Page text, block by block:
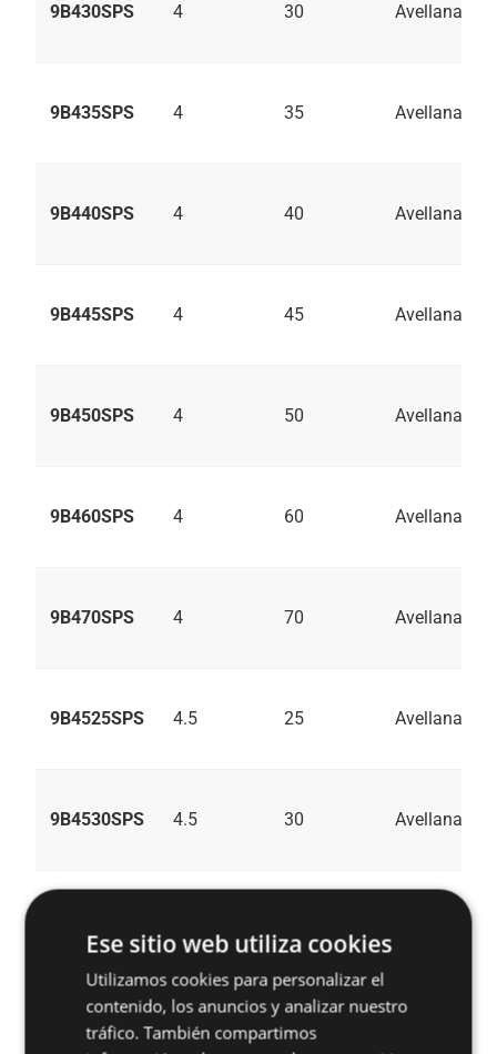
9B430SPS 4 30 Avellanado
9B435SPS 4 35 Avellanado
9B440SPS 4 40 Avellanado
9B445SPS 4 45 Avellanado
9B450SPS 4 50 Avellanado
9B460SPS 4 60 Avellanado
9B470SPS 4 70 Avellanado
9B4525SPS 4.5 25 Avellanado
9B4530SPS 4.5 30 Avellanado
Avellanado
9B4540SPS 4.5
Ese sitio web utiliza cookies
Utilizamos cookies para personalizar el
contenido, los anuncios y analizar nuestro
tráfico. También compartimos